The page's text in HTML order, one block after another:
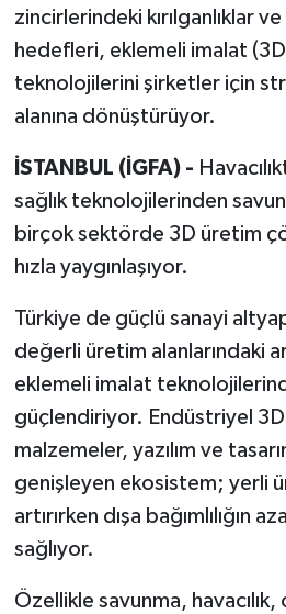
zincirlerindeki kırılganlıklar
hedefleri, eklemeli imalat
teknolojilerini şirketler için
alanına dönüştürüyor.
İSTANBUL (İGFA) -
sağlık teknolojilerinden
birçok sektörde 3D üretim
hızla yaygınlaşıyor.
Türkiye de güçlü sanayi
değerli üretim alanlarındaki
eklemeli imalat
güçlendiriyor. Endüstriyel 3D
malzemeler, yazılım ve
genişleyen ekosistem; yerli
artırırken dışa bağımlılığın
sağlıyor.
Özellikle savunma,